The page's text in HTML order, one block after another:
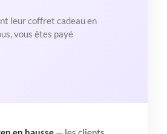
leur coffret cadeau en
vous êtes payé